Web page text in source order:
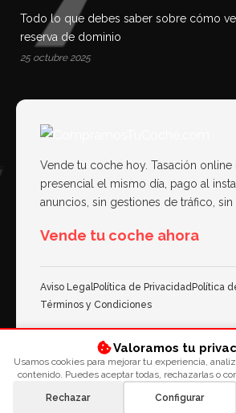
Vende tu coche hoy. Tasación online
presencial el mismo día, pago al
anuncios, sin gestiones de tráfico, sin
Vende tu coche ahora
Aviso LegalPolítica de PrivacidadPolítica
Términos y Condiciones
Todo lo que debes saber sobre cómo
reserva de dominio
25 octubre 2025
Valoramos tu
Usamos cookies para mejorar tu experiencia,
contenido. Puedes aceptar todas, rechazarlas o
Rechazar Configurar